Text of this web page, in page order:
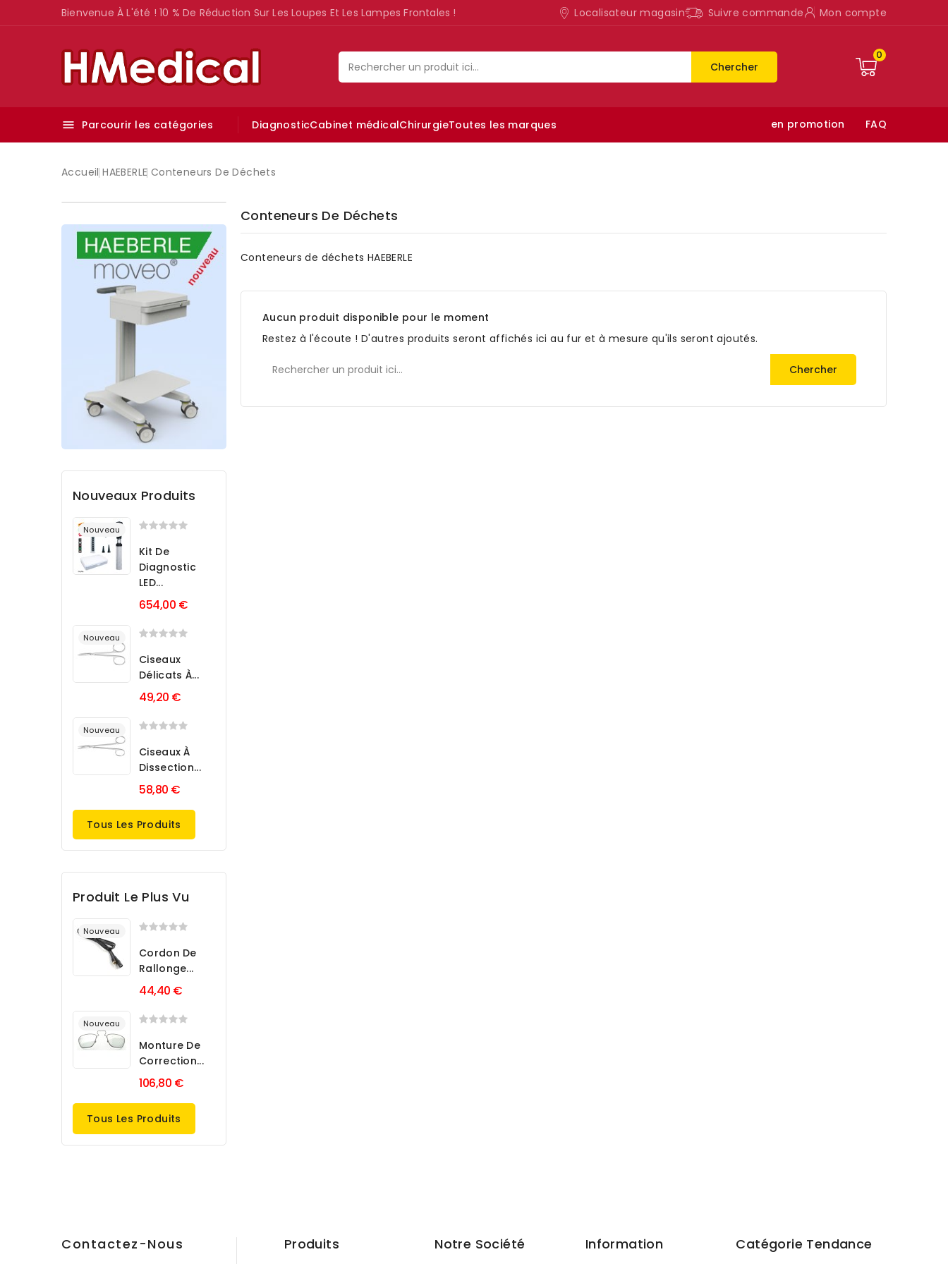
Bienvenue À L'été ! 10 % De Réduction Sur Les Loupes Et Les Lampes Frontales ! Localisateur magasin Suivre commande Mon compte
Chercher
0
 Parcourir les catégories DiagnosticCabinet médicalChirurgieToutes les marques en promotion FAQ
Accueil HAEBERLE Conteneurs De Déchets
Nouveaux Produits
Nouveau
Kit De
Diagnostic
LED...
654,00 €
Nouveau
Ciseaux
Délicats À...
49,20 €
Nouveau
Ciseaux À
Dissection...
58,80 €
Tous Les Produits
Produit Le Plus Vu
Nouveau
Cordon De
Rallonge...
44,40 €
Nouveau
Monture De
Correction...
106,80 €
Tous Les Produits
Conteneurs De Déchets
Conteneurs de déchets HAEBERLE
Aucun produit disponible pour le moment
Restez à l'écoute ! D'autres produits seront affichés ici au fur et à mesure qu'ils seront ajoutés.
Chercher
Contactez-Nous Produits Notre Société Information Catégorie Tendance